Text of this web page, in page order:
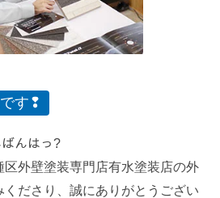
す❢
んはっ?
外壁塗装専門店有水塗装店の外
ださり、誠にありがとうござい